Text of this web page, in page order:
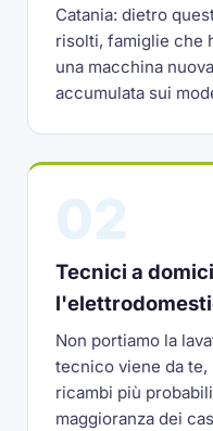
Catania: dietro
risolti, famiglie che
una macchina
accumulata sui
Tecnici a
Non portiamo la
tecnico viene da
ricambi più
maggioranza dei